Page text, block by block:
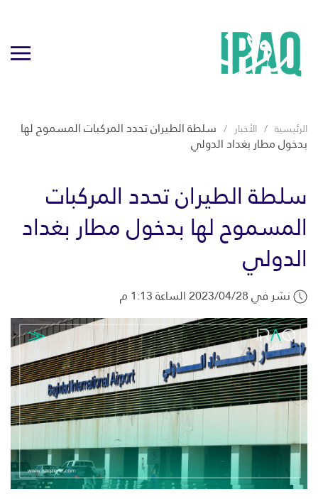
الرئيسية الأخبار سلطة الطيران تحدد المركبات المسموح لها
بدخول مطار بغداد الدولي
سلطة الطيران تحدد المركبات
المسموح لها بدخول مطار بغداد
الدولي
نشر في 2023/04/28 الساعة 1:13 م